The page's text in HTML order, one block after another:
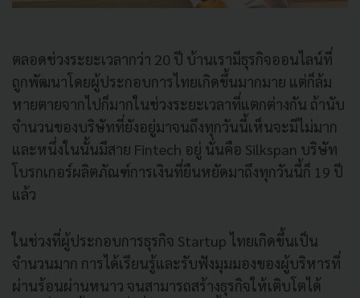
ตลอดช่วงระยะเวลากว่า 20 ปี บ้านเรามีธุรกิจออนไลน์ที่
ถูกพัฒนาโดยผู้ประกอบการไทยเกิดขึ้นมากมาย แต่ก็ล้ม
หายตายจากไปก็มากในช่วงระยะเวลาที่แตกต่างกัน ถ้านับ
จำนวนของบริษัทที่ยังอยู่มาจนถึงทุกวันนี้เห็นจะมีไม่มาก
และหนึ่งในนั้นมีสาย Fintech อยู่ นั่นคือ Silkspan บริษัท
โบรกเกอร์ผลิตภัณฑ์การเงินที่ยืนหยัดมาถึงทุกวันนี้ก็ 19 ปี
แล้ว
ในช่วงที่ผู้ประกอบการธุรกิจ Startup ไทยเกิดขึ้นเป็น
จำนวนมาก การได้เรียนรู้และรับฟังมุมมองของผู้บริหารที่
ผ่านร้อนผ่านหนาว จนสามารถสร้างธุรกิจให้เติบโตได้